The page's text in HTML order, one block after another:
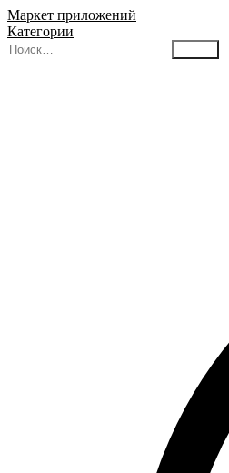
Маркет приложений
Категории